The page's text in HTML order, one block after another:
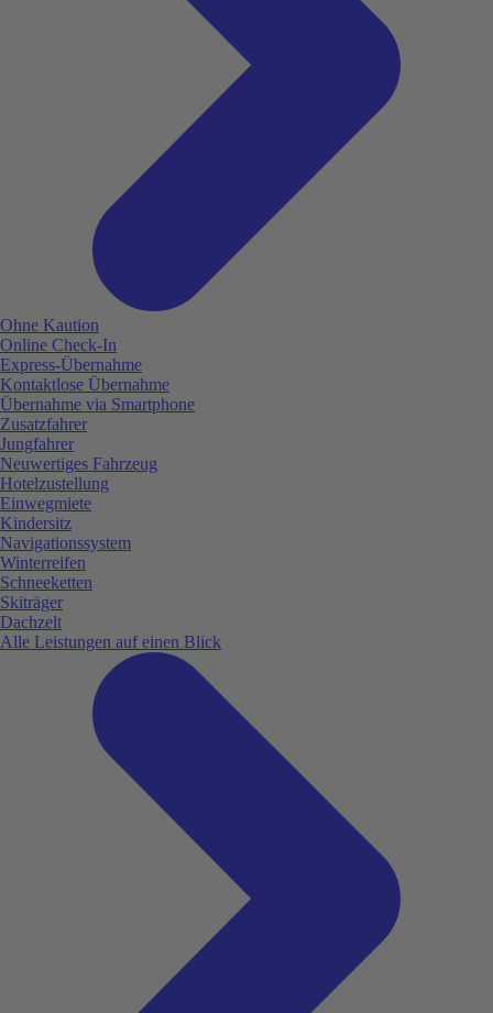
Ohne Kaution
Online Check-In
Express-Übernahme
Kontaktlose Übernahme
Übernahme via Smartphone
Zusatzfahrer
Jungfahrer
Neuwertiges Fahrzeug
Hotelzustellung
Einwegmiete
Kindersitz
Navigationssystem
Winterreifen
Schneeketten
Skiträger
Dachzelt
Alle Leistungen auf einen Blick